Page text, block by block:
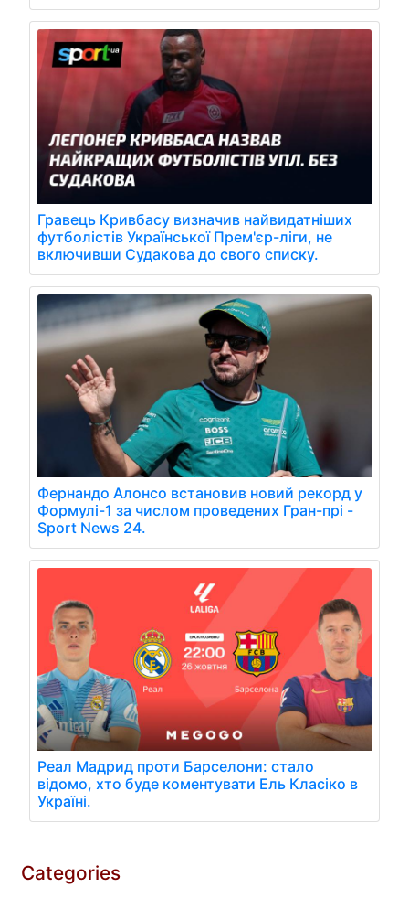
Гравець Кривбасу визначив найвидатніших
футболістів Української Прем'єр-ліги, не
включивши Судакова до свого списку.
Фернандо Алонсо встановив новий рекорд у
Формулі-1 за числом проведених Гран-прі -
Sport News 24.
Реал Мадрид проти Барселони: стало
відомо, хто буде коментувати Ель Класіко в
Україні.
Categories